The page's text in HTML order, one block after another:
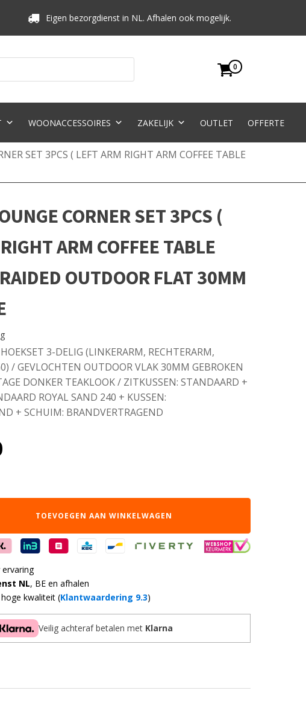
Eigen bezorgdienst in NL. Afhalen ook mogelijk.
0
WOONACCESSOIRES ZAKELIJK OUTLET OFFERTE
SET 3PCS ( LEFT ARM RIGHT ARM COFFEE TABLE
CORNER SET 3PCS (
ARM COFFEE TABLE
OUTDOOR FLAT 30MM
3-DELIG (LINKERARM, RECHTERARM,
/ GEVLOCHTEN OUTDOOR VLAK 30MM GEBROKEN
DONKER TEAKLOOK / ZITKUSSEN: STANDAARD +
ROYAL SAND 240 + KUSSEN:
+ SCHUIM: BRANDVERTRAGEND
TOEVOEGEN AAN WINKELWAGEN
ervaring
NL, BE en afhalen
kwaliteit (Klantwaardering 9.3)
Veilig achteraf betalen met Klarna